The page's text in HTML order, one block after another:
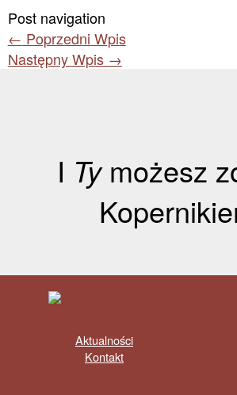
Post navigation
← Poprzedni Wpis
Następny Wpis →
I Tymożesz
Aktualności
Kontakt